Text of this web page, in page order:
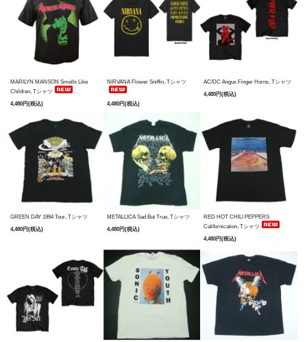
MARILYN MANSON Smells Like
Children, Tシャツ
4,480円(税込)
NIRVANA Flower Sniffin, Tシャツ
4,480円(税込)
AC/DC Angus Finger Horns, Tシャツ
4,480円(税込)
GREEN DAY 1994 Tour, Tシャツ
4,480円(税込)
METALLICA Sad But True, Tシャツ
4,480円(税込)
RED HOT CHILI PEPPERS
Californication, Tシャツ
4,480円(税込)